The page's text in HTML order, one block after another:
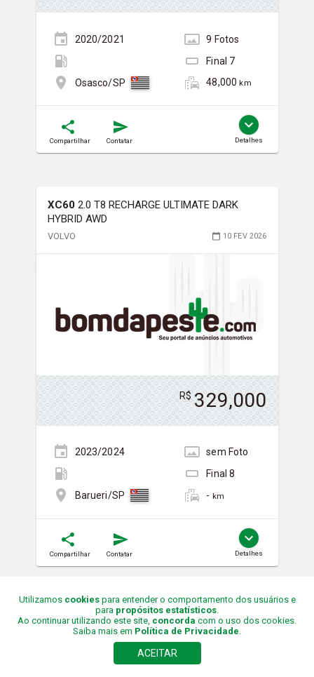
2020/2021 9 Fotos
Final 7
Osasco/SP
48,000 km
Compartilhar Contatar Detalhes
XC60 2.0 T8 RECHARGE ULTIMATE DARK
HYBRID AWD
VOLVO 10 FEV 2026
R$ 329,000
2023/2024 sem Foto
Final8
Barueri/SP
- km
Compartilhar Contatar Detalhes
Pesquisar Contato Integrador Anunciantes Políticas
© Bomdapeste 2015-2026Todos os direitos reservados
Utilizamos cookiespara entender o comportamento dos usuários e
para propósitos estatísticos.
Ao continuar utilizando este site, concorda com o uso dos cookies.
Saiba mais em Política de Privacidade.
ACEITAR